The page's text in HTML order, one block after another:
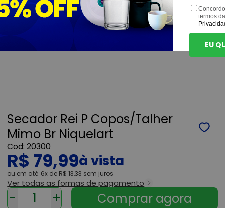
Secador Rei P Copos/Talher
Mimo Br Niquelart
20300
R$ 79,99
ou 6x de R$ 13,33 sem juros
Ver todas as formas de pagamento
- +
termos
EU